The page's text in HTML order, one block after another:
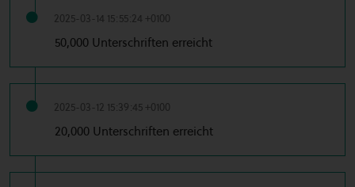
2025-03-14 15:55:24 +0100
50,000 Unterschriften erreicht
2025-03-12 15:39:45 +0100
20,000 Unterschriften erreicht